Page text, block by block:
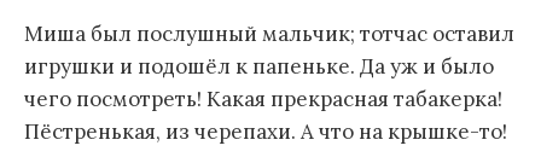
Миша был послушный мальчик; тотчас оставил
игрушки и подошёл к папеньке. Да уж и было
чего посмотреть! Какая прекрасная табакерка!
Пёстренькая, из черепахи. А что на крышке-то!